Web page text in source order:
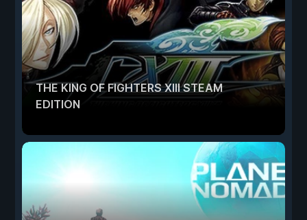
THE KING OF FIGHTERS XIII STEAM
EDITION